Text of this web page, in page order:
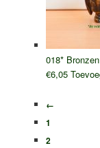
018*
€6,05
←
1
2